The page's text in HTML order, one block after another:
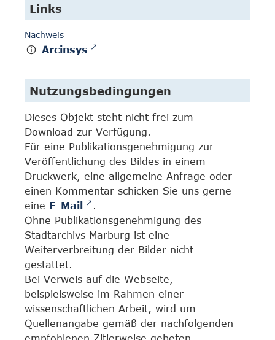
Links
Nachweis
Arcinsys
Nutzungsbedingungen
Dieses Objekt steht nicht frei zum
Download zur Verfügung.
Für eine Publikationsgenehmigung zur
Veröffentlichung des Bildes in einem
Druckwerk, eine allgemeine Anfrage oder
einen Kommentar schicken Sie uns gerne
eine E-Mail
.
Ohne Publikationsgenehmigung des
Stadtarchivs Marburg ist eine
Weiterverbreitung der Bilder nicht
gestattet.
Bei Verweis auf die Webseite,
beispielsweise im Rahmen einer
wissenschaftlichen Arbeit, wird um
Quellenangabe gemäß der nachfolgenden